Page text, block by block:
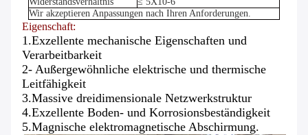
Wir akzeptieren Anpassungen nach Ihren Anforderungen.
Eigenschaft:
1.Exzellente mechanische Eigenschaften und
Verarbeitbarkeit
2- Außergewöhnliche elektrische und thermische
Leitfähigkeit
3.Massive dreidimensionale Netzwerkstruktur
4.Exzellente Boden- und Korrosionsbeständigkeit
5.Magnische elektromagnetische Abschirmung.